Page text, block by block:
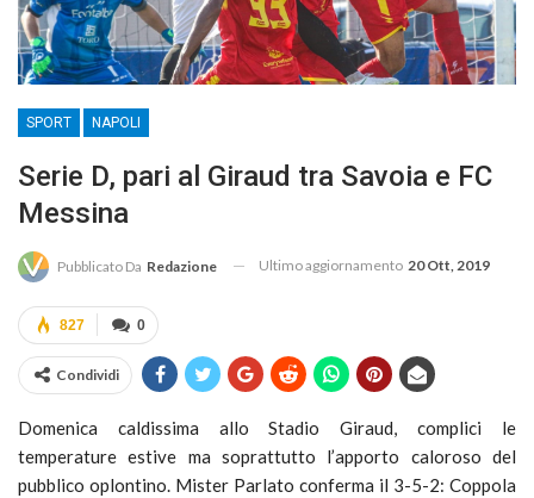
SPORT NAPOLI
Serie D, pari al Giraud tra Savoia e FC
Messina
Pubblicato Da Redazione Ultimo aggiornamento 20 Ott, 2019
0
827
Condividi
Domenica caldissima allo Stadio Giraud, complici le
temperature estive ma soprattutto l’apporto caloroso del
pubblico oplontino. Mister Parlato conferma il 3-5-2: Coppola